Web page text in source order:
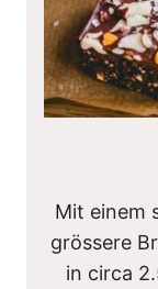
Mit einem
grössere
in circa